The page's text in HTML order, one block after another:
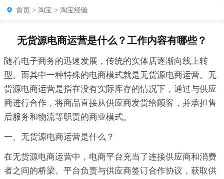
首页 > 淘宝 > 淘宝经验
无货源电商运营是什么？工作内容有哪些？
随着电子商务的迅速发展，传统的实体店逐渐向线上转
型。而其中一种特殊的电商模式就是无货源电商运营。无
货源电商运营是指在没有实际库存的情况下，通过与供应
商进行合作，将商品直接从供应商发货给顾客，并承担售
后服务和物流等职责的商业模式。
一、无货源电商运营是什么？
在无货源电商运营中，电商平台充当了连接供应商和消费
者之间的桥梁。平台负责与供应商签订合作协议，获取供